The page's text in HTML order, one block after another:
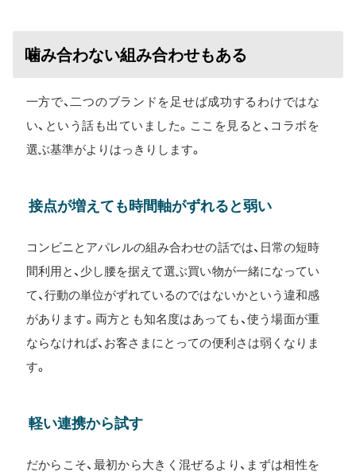
噛み合わない組み合わせもある
一方で、二つのブランドを足せば成功するわけではな
い、という話も出ていました。ここを見ると、コラボを
選ぶ基準がよりはっきりします。
接点が増えても時間軸がずれると弱い
コンビニとアパレルの組み合わせの話では、日常の短時
間利用と、少し腰を据えて選ぶ買い物が一緒になってい
て、行動の単位がずれているのではないかという違和感
があります。両方とも知名度はあっても、使う場面が重
ならなければ、お客さまにとっての便利さは弱くなりま
す。
軽い連携から試す
だからこそ、最初から大きく混ぜるより、まずは相性を